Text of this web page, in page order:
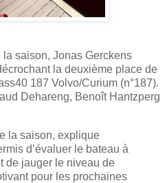
saison, Jonas Gerckens
la deuxième place de
187 Volvo/Curium (n°187).
Dehareng, Benoît Hantzperg
la saison, explique
d’évaluer le bateau à
de jauger le niveau de
pour les prochaines